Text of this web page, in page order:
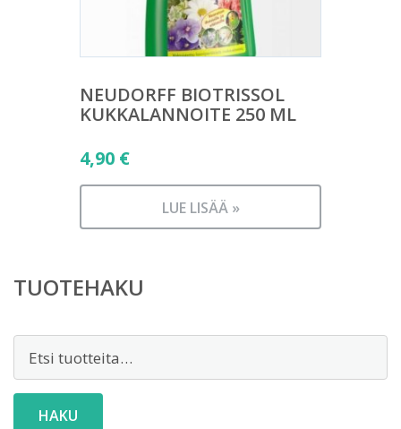
NEUDORFF BIOTRISSOL
KUKKALANNOITE 250 ML
4,90 €
LUE LISÄÄ »
TUOTEHAKU
HAKU